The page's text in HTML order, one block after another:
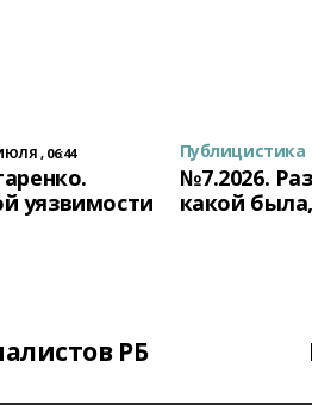
, 06:44
уязвимости
Публицистика
№7.2026.
какой
РБ